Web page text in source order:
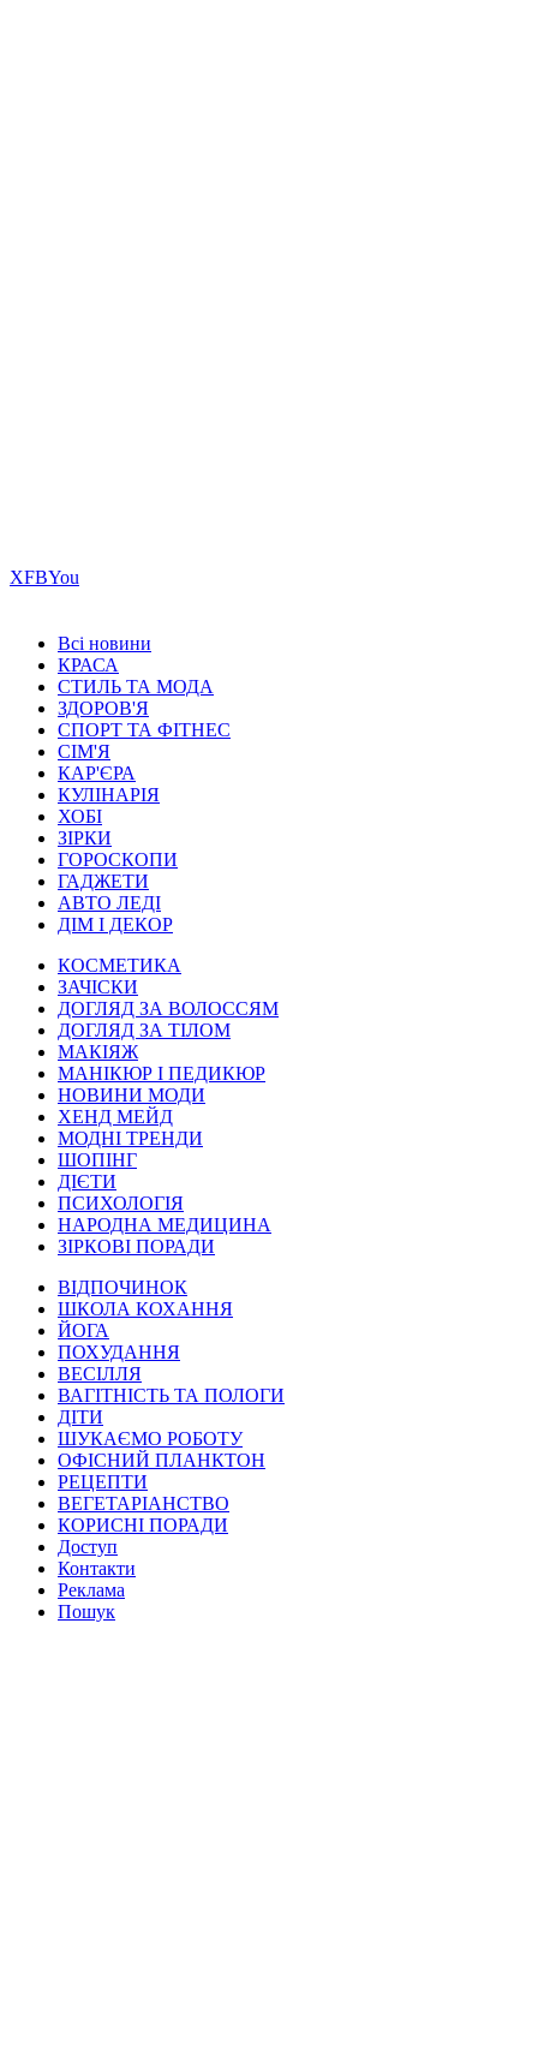
ХFBYou
Всі новини
КРАСА
СТИЛЬ ТА МОДА
ЗДОРОВ'Я
СПОРТ ТА ФІТНЕС
СІМ'Я
КАР'ЄРА
КУЛІНАРІЯ
ХОБІ
ЗІРКИ
ГОРОСКОПИ
ГАДЖЕТИ
АВТО ЛЕДІ
ДІМ І ДЕКОР
КОСМЕТИКА
ЗАЧІСКИ
ДОГЛЯД ЗА ВОЛОССЯМ
ДОГЛЯД ЗА ТІЛОМ
МАКІЯЖ
МАНІКЮР І ПЕДИКЮР
НОВИНИ МОДИ
ХЕНД МЕЙД
МОДНІ ТРЕНДИ
ШОПІНГ
ДІЄТИ
ПСИХОЛОГІЯ
НАРОДНА МЕДИЦИНА
ЗІРКОВІ ПОРАДИ
ВІДПОЧИНОК
ШКОЛА КОХАННЯ
ЙОГА
ПОХУДАННЯ
ВЕСІЛЛЯ
ВАГІТНІСТЬ ТА ПОЛОГИ
ДІТИ
ШУКАЄМО РОБОТУ
ОФІСНИЙ ПЛАНКТОН
РЕЦЕПТИ
ВЕГЕТАРІАНСТВО
КОРИСНІ ПОРАДИ
Доступ
Контакти
Реклама
Пошук